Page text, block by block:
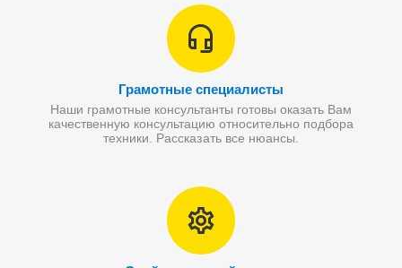
Грамотные специалисты
Наши грамотные консультанты готовы оказать Вам
качественную консультацию относительно подбора
техники. Рассказать все нюансы.